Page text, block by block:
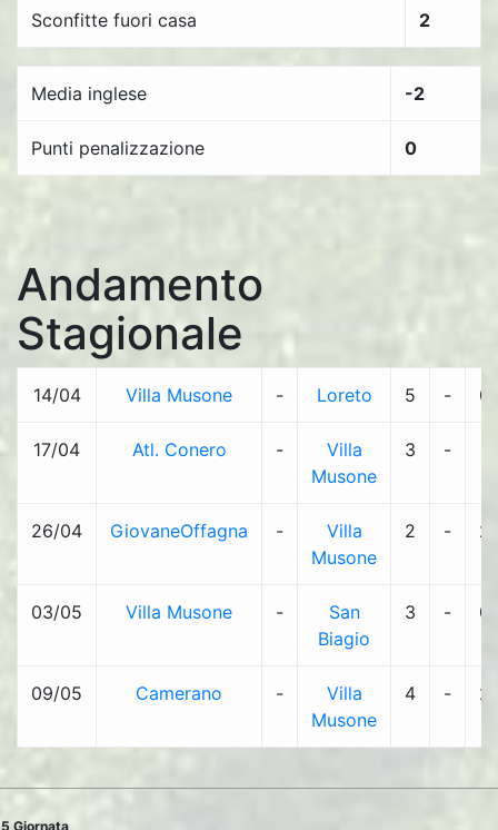
Sconfitte fuori casa 2
Media inglese -2
Punti penalizzazione 0
Andamento
Stagionale
14/04 Villa Musone - Loreto 5 - 0
17/04 Atl. Conero -
Villa
Musone
3 -
26/04 GiovaneOffagna -
Villa
Musone
2 - 2
03/05 Villa Musone -
San
Biagio
3 - 0
09/05 Camerano -
Villa
Musone
4 - 2
5 Giornata